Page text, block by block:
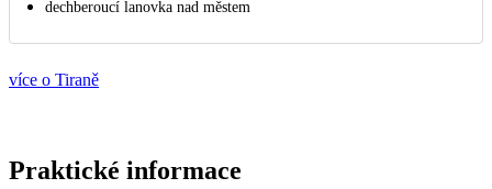
dechberoucí lanovka nad městem
více o Tiraně
Praktické informace